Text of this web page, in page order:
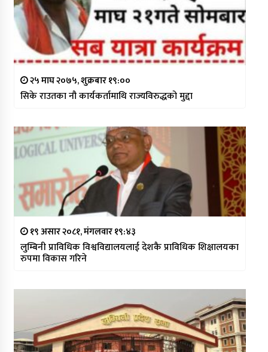
२५ माघ २०७५, शुक्रबार १९:००
सिके राउतका नौ कार्यकर्तामाथि राज्यविरुद्धको मुद्दा
१९ असार २०८१, मंगलवार १९:४३
लुम्बिनी प्राविधिक विश्वविद्यालयलाई देशकै प्राविधिक शिक्षालयका
रुपमा विकास गरिने